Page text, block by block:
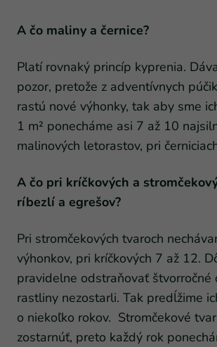
A čo maliny a černice?
Platí rovnaký princíp kyprenia.
pozor, pretože z adventívnych
rastú nové výhonky, tak aby sme
1 m² ponecháme asi 7 až 10
malinových letorastov, pri
A čo pri kríčkových a
ríbezlí a egrešov?
Pri stromčekových tvaroch
výhonkov, pri kríčkových 7 až 12.
pravidelne odstraňovať štvorročné
rastliny nezostarli. Tak predĺžime
o niekoľko rokov. Stromčekové
zostarnúť, preto každý rok